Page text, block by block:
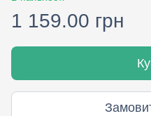
1 159.00 грн